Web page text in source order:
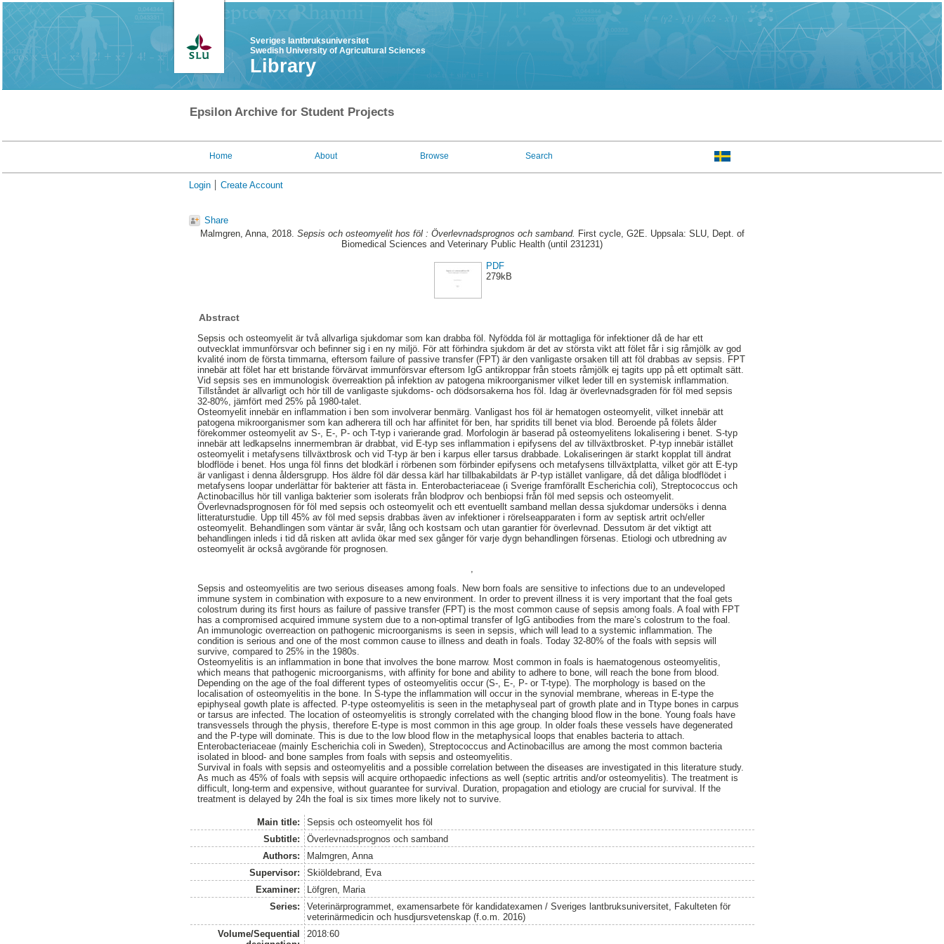
Sveriges lantbruksuniversitet
Swedish University of Agricultural Sciences
Library
Epsilon Archive for Student Projects
Home About Browse Search
Login Create Account
Share
Malmgren, Anna, 2018. Sepsis och osteomyelit hos föl : Överlevnadsprognos och samband. First cycle, G2E. Uppsala: SLU, Dept. of
Biomedical Sciences and Veterinary Public Health (until 231231)
PDF
279kB
Abstract
Sepsis och osteomyelit är två allvarliga sjukdomar som kan drabba föl. Nyfödda föl är mottagliga för infektioner då de har ett
outvecklat immunförsvar och befinner sig i en ny miljö. För att förhindra sjukdom är det av största vikt att fölet får i sig råmjölk av god
kvalité inom de första timmarna, eftersom failure of passive transfer (FPT) är den vanligaste orsaken till att föl drabbas av sepsis. FPT
innebär att fölet har ett bristande förvärvat immunförsvar eftersom IgG antikroppar från stoets råmjölk ej tagits upp på ett optimalt sätt.
Vid sepsis ses en immunologisk överreaktion på infektion av patogena mikroorganismer vilket leder till en systemisk inflammation.
Tillståndet är allvarligt och hör till de vanligaste sjukdoms- och dödsorsakerna hos föl. Idag är överlevnadsgraden för föl med sepsis
32-80%, jämfört med 25% på 1980-talet.
Osteomyelit innebär en inflammation i ben som involverar benmärg. Vanligast hos föl är hematogen osteomyelit, vilket innebär att
patogena mikroorganismer som kan adherera till och har affinitet för ben, har spridits till benet via blod. Beroende på fölets ålder
förekommer osteomyelit av S-, E-, P- och T-typ i varierande grad. Morfologin är baserad på osteomyelitens lokalisering i benet. S-typ
innebär att ledkapselns innermembran är drabbat, vid E-typ ses inflammation i epifysens del av tillväxtbrosket. P-typ innebär istället
osteomyelit i metafysens tillväxtbrosk och vid T-typ är ben i karpus eller tarsus drabbade. Lokaliseringen är starkt kopplat till ändrat
blodflöde i benet. Hos unga föl finns det blodkärl i rörbenen som förbinder epifysens och metafysens tillväxtplatta, vilket gör att E-typ
är vanligast i denna åldersgrupp. Hos äldre föl där dessa kärl har tillbakabildats är P-typ istället vanligare, då det dåliga blodflödet i
metafysens loopar underlättar för bakterier att fästa in. Enterobacteriaceae (i Sverige framförallt Escherichia coli), Streptococcus och
Actinobacillus hör till vanliga bakterier som isolerats från blodprov och benbiopsi från föl med sepsis och osteomyelit.
Överlevnadsprognosen för föl med sepsis och osteomyelit och ett eventuellt samband mellan dessa sjukdomar undersöks i denna
litteraturstudie. Upp till 45% av föl med sepsis drabbas även av infektioner i rörelseapparaten i form av septisk artrit och/eller
osteomyelit. Behandlingen som väntar är svår, lång och kostsam och utan garantier för överlevnad. Dessutom är det viktigt att
behandlingen inleds i tid då risken att avlida ökar med sex gånger för varje dygn behandlingen försenas. Etiologi och utbredning av
osteomyelit är också avgörande för prognosen.
Sepsis and osteomyelitis are two serious diseases among foals. New born foals are sensitive to infections due to an undeveloped
immune system in combination with exposure to a new environment. In order to prevent illness it is very important that the foal gets
colostrum during its first hours as failure of passive transfer (FPT) is the most common cause of sepsis among foals. A foal with FPT
has a compromised acquired immune system due to a non-optimal transfer of IgG antibodies from the mare’s colostrum to the foal.
An immunologic overreaction on pathogenic microorganisms is seen in sepsis, which will lead to a systemic inflammation. The
condition is serious and one of the most common cause to illness and death in foals. Today 32-80% of the foals with sepsis will
survive, compared to 25% in the 1980s.
Osteomyelitis is an inflammation in bone that involves the bone marrow. Most common in foals is haematogenous osteomyelitis,
which means that pathogenic microorganisms, with affinity for bone and ability to adhere to bone, will reach the bone from blood.
Depending on the age of the foal different types of osteomyelitis occur (S-, E-, P- or T-type). The morphology is based on the
localisation of osteomyelitis in the bone. In S-type the inflammation will occur in the synovial membrane, whereas in E-type the
epiphyseal gowth plate is affected. P-type osteomyelitis is seen in the metaphyseal part of growth plate and in Ttype bones in carpus
or tarsus are infected. The location of osteomyelitis is strongly correlated with the changing blood flow in the bone. Young foals have
transvessels through the physis, therefore E-type is most common in this age group. In older foals these vessels have degenerated
and the P-type will dominate. This is due to the low blood flow in the metaphysical loops that enables bacteria to attach.
Enterobacteriaceae (mainly Escherichia coli in Sweden), Streptococcus and Actinobacillus are among the most common bacteria
isolated in blood- and bone samples from foals with sepsis and osteomyelitis.
Survival in foals with sepsis and osteomyelitis and a possible correlation between the diseases are investigated in this literature study.
As much as 45% of foals with sepsis will acquire orthopaedic infections as well (septic artritis and/or osteomyelitis). The treatment is
difficult, long-term and expensive, without guarantee for survival. Duration, propagation and etiology are crucial for survival. If the
treatment is delayed by 24h the foal is six times more likely not to survive.
Main title:
Sepsis och osteomyelit hos föl
Subtitle:
Överlevnadsprognos och samband
Authors:
Malmgren, Anna
Supervisor:
Skiöldebrand, Eva
Examiner:
Löfgren, Maria
Series:
Veterinärprogrammet, examensarbete för kandidatexamen / Sveriges lantbruksuniversitet, Fakulteten för
veterinärmedicin och husdjursvetenskap (f.o.m. 2016)
Volume/Sequential
2018:60